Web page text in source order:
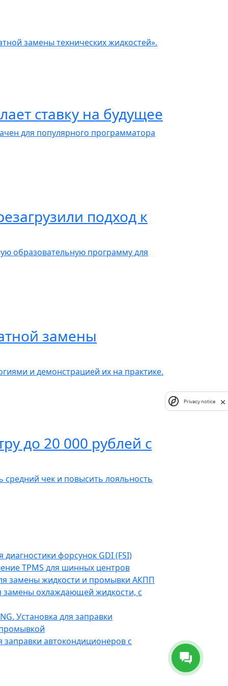
замены технических жидкостей».
ставку на будущее
для популярного программатора
подход к
образовательную программу для
замены
и демонстрацией их на практике.
до 20 000 рублей с
средний чек и повысить лояльность
диагностики форсунок GDI (FSI)
TPMS для шинных центров
замены жидкости и промывки АКПП
замены охлаждающей жидкости, с
Установка для заправки
заправки автокондиционеров с
Privacy notice